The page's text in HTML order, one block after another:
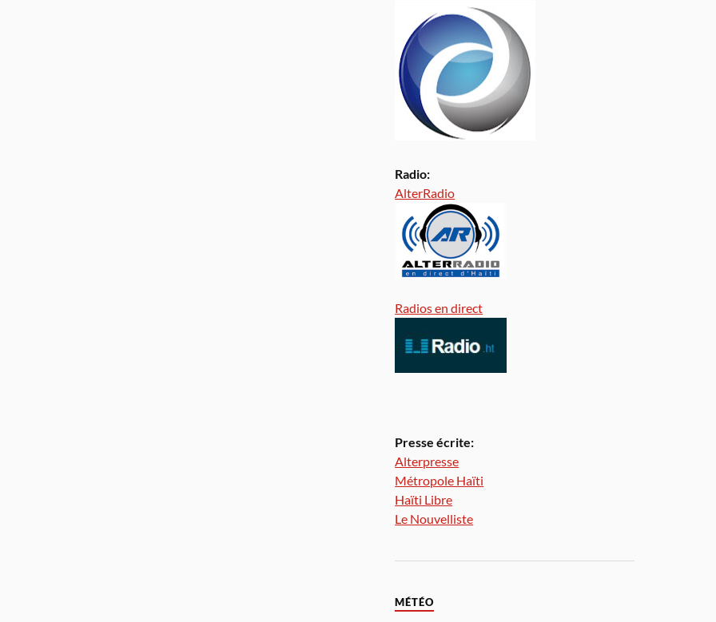
Radio:
AlterRadio
Radios en direct
Presse écrite:
Alterpresse
Métropole Haïti
Haïti Libre
Le Nouvelliste
MÉTÉO